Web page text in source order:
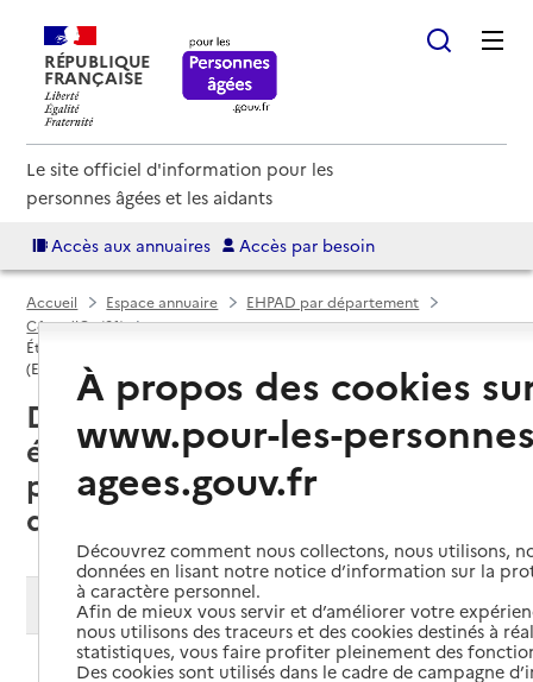
RÉPUBLIQUE
FRANÇAISE
Le site officiel d'information pour les
personnes âgées et les aidants
Accès aux annuaires Accès par besoin
Accueil Espace annuaire
EHPAD par département
Côte-d'Or (21)
Établissement d'hébergement pour personnes âgées dépendantes
(EHPAD)
Dijon (21000) : liste des 14
établissements d'hébergement
pour personnes âgées
dépendantes (EHPAD)
Modifier ma recherche
Ajouter cette recherche aux favoris
À propos des cookies
www.pour-les-
agees.gouv.fr
Découvrez comment nous collectons, nous utilisons,
données en lisant notre notice d’information sur la
à caractère personnel.
Afin de mieux vous servir et d’améliorer votre
nous utilisons des traceurs et des cookies destinés à
statistiques, vous faire profiter pleinement des
Des cookies sont utilisés dans le cadre de campagne